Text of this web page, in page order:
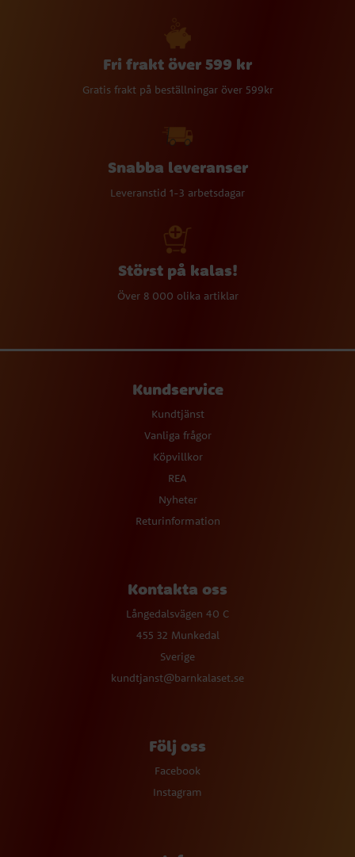
Fri frakt över 599 kr
Gratis frakt på beställningar över 599kr
Snabba leveranser
Leveranstid 1-3 arbetsdagar
Störst på kalas!
Över 8 000 olika artiklar
Kundservice
Kundtjänst
Vanliga frågor
Köpvillkor
REA
Nyheter
Returinformation
Kontakta oss
Långedalsvägen 40 C
455 32 Munkedal
Sverige
kundtjanst@barnkalaset.se
Följ oss
Facebook
Instagram